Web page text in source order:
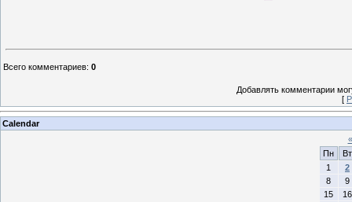
Всего комментариев: 0
Добавлять комментарии
[
Calendar
«
Пн
Вт
1
2
8
9
15
16